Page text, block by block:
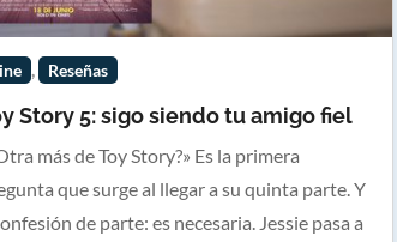
Story 5: sigo siendo tu amigo fiel
, Reseñas
más de Toy Story?» Es la primera
que surge al llegar a su quinta parte. Y
de parte: es necesaria. Jessie pasa a